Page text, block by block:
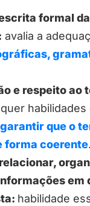
formal
avalia a
e respeito ao
habilidades
garantir que o
forma coerente.
em
habilidade